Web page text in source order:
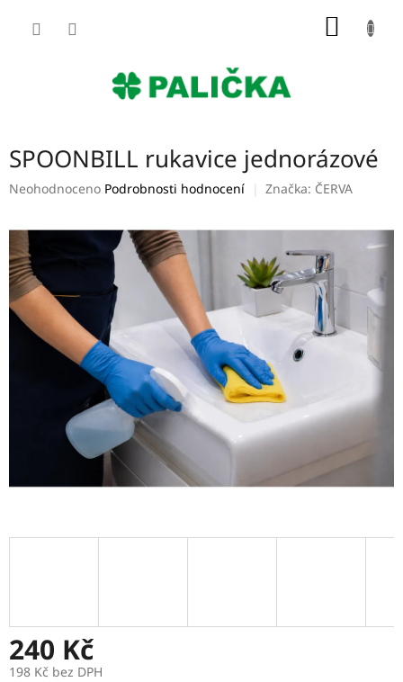
SPOONBILL rukavice jednorázové
Průměrné
0,0
z
5
hvězdiček.
Neohodnoceno Podrobnosti hodnocení Značka: ČERVA
240 Kč
198 Kč bez DPH